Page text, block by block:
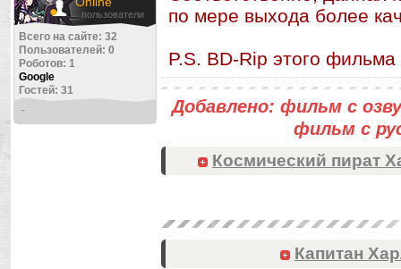
пользователи
Всего на сайте: 32
Пользователей: 0
Роботов: 1
Google
Гостей: 31
-
по мере выхода более
P.S. BD-Rip этого
Добавлено: фильм с
фильм с
Космический пират
Капитан